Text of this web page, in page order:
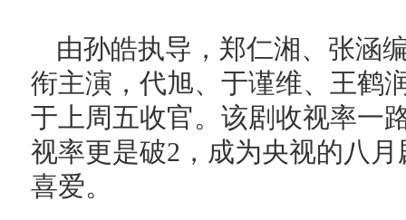
由孙皓执导，郑仁湘、张涵
衔主演，代旭、于谨维、王鹤
于上周五收官。该剧收视率一
视率更是破2，成为央视的八
喜爱。